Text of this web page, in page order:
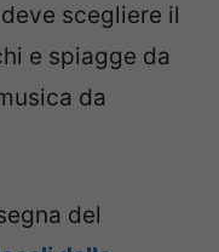
scegliere il
e spiagge da
da
del